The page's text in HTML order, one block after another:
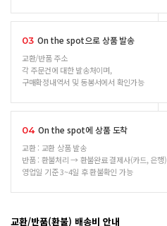
03 On the spot으로 상품 발송
교환/반품 주소
각 주문건에 대한 발송처이며,
구매확정내역서 및 동봉서에서 확인가능
04 On the spot에 상품 도착
교환 : 교환 상품 발송
반품 : 환불처리 → 환불완료 결제사(카드, 은행)
영업일 기준 3~4일 후 환불확인 가능
교환/반품(환불) 배송비 안내